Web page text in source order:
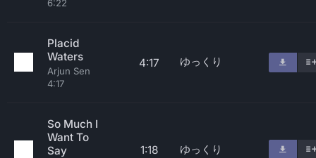
6:22
Placid
Waters
Arjun Sen
4:17
4:17 ゆっくり
So Much I
Want To
Say
1:18 ゆっくり